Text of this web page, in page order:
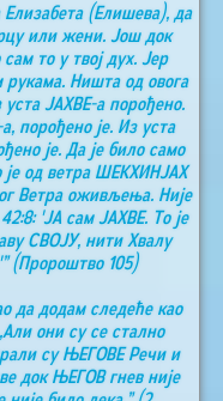
(Елишева), да
или жени. Још док
то у твој дух. Јер
рукама. Ништа од овога
уста ЈАХВЕ-а порођено.
порођено је. Из уста
је. Да је било само
је од ветра ШЕКХИНЈАХ
Ветра оживљења. Није
'ЈА сам ЈАХВЕ. То је
СВОЈУ, нити Хвалу
(Пророштво 105)
да додам следеће као
они су се стално
су ЊЕГОВЕ Речи и
док ЊЕГОВ гнев није